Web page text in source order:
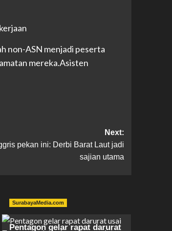
non-ASN menjadi peserta
mereka.Asisten
Next:
pekan ini: Derbi Barat Laut jadi
sajian utama
SurabayaMedia.com
Pentagon gelar rapat darurat